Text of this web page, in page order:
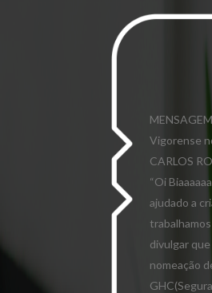
Vigorense
CARLOS
“Oi
ajudado a
divulgar
nomeação